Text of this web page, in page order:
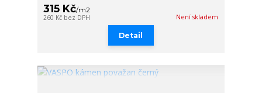
315 Kč/m2
260 Kč bez DPH Není skladem
Detail